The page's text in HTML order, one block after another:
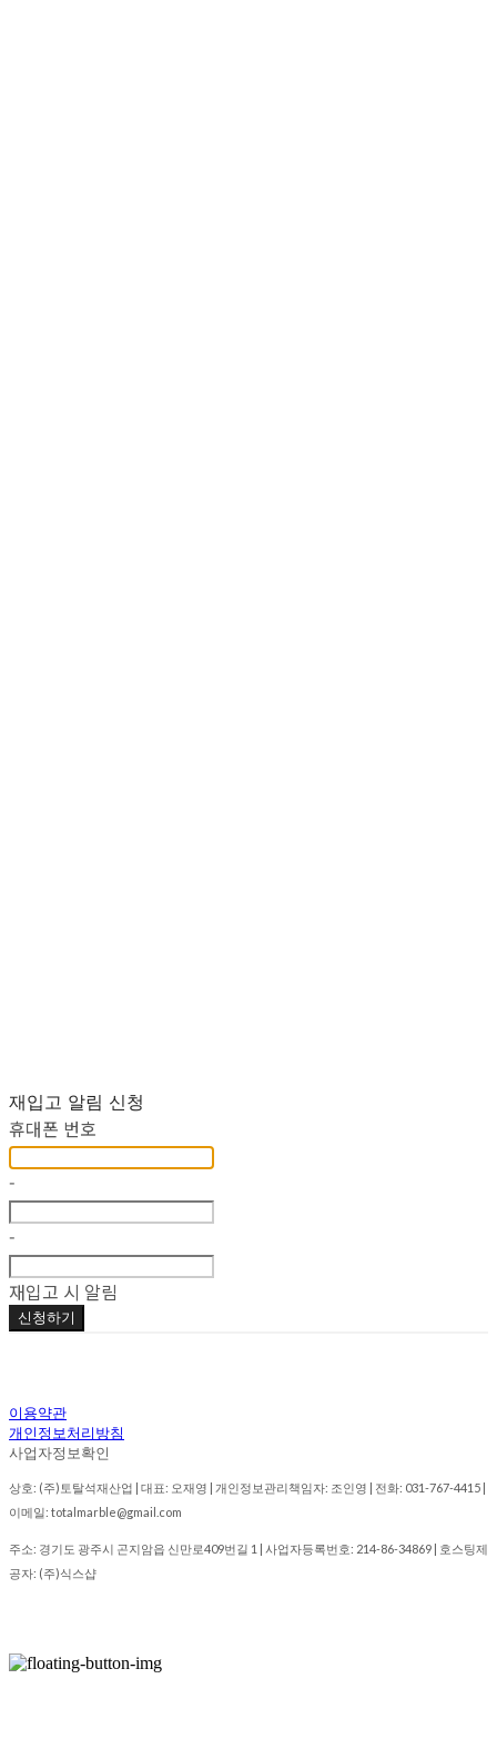
재입고 알림 신청
휴대폰 번호
-
-
재입고 시 알림
신청하기
이용약관
개인정보처리방침
사업자정보확인
상호: (주)토탈석재산업 | 대표: 오재영 | 개인정보관리책임자: 조인영 | 전화: 031-767-4415 |
이메일: totalmarble@gmail.com
주소: 경기도 광주시 곤지암읍 신만로409번길 1 | 사업자등록번호: 214-86-34869 | 호스팅제
공자: (주)식스샵